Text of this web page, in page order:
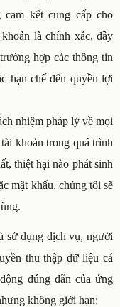
kết cung cấp cho
là chính xác, đầy
hợp các thông tin
hạn chế đến quyền lợi
nhiệm pháp lý về mọi
khoản trong quá trình
thiệt hại nào phát sinh
mật khẩu, chúng tôi sẽ
sử dụng dịch vụ, người
thu thập dữ liệu cá
đúng đắn của ứng
không giới hạn: